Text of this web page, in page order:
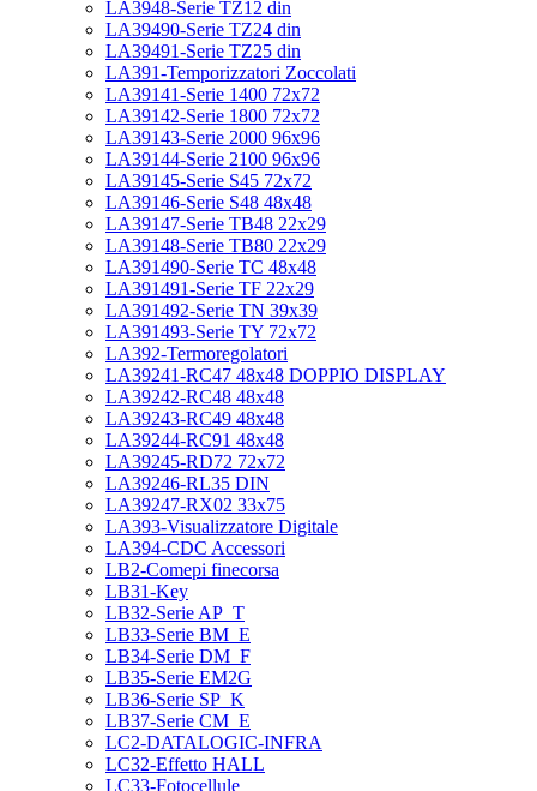
LA3948-Serie TZ12 din
LA39490-Serie TZ24 din
LA39491-Serie TZ25 din
LA391-Temporizzatori Zoccolati
LA39141-Serie 1400 72x72
LA39142-Serie 1800 72x72
LA39143-Serie 2000 96x96
LA39144-Serie 2100 96x96
LA39145-Serie S45 72x72
LA39146-Serie S48 48x48
LA39147-Serie TB48 22x29
LA39148-Serie TB80 22x29
LA391490-Serie TC 48x48
LA391491-Serie TF 22x29
LA391492-Serie TN 39x39
LA391493-Serie TY 72x72
LA392-Termoregolatori
LA39241-RC47 48x48 DOPPIO DISPLAY
LA39242-RC48 48x48
LA39243-RC49 48x48
LA39244-RC91 48x48
LA39245-RD72 72x72
LA39246-RL35 DIN
LA39247-RX02 33x75
LA393-Visualizzatore Digitale
LA394-CDC Accessori
LB2-Comepi finecorsa
LB31-Key
LB32-Serie AP_T
LB33-Serie BM_E
LB34-Serie DM_F
LB35-Serie EM2G
LB36-Serie SP_K
LB37-Serie CM_E
LC2-DATALOGIC-INFRA
LC32-Effetto HALL
LC33-Fotocellule